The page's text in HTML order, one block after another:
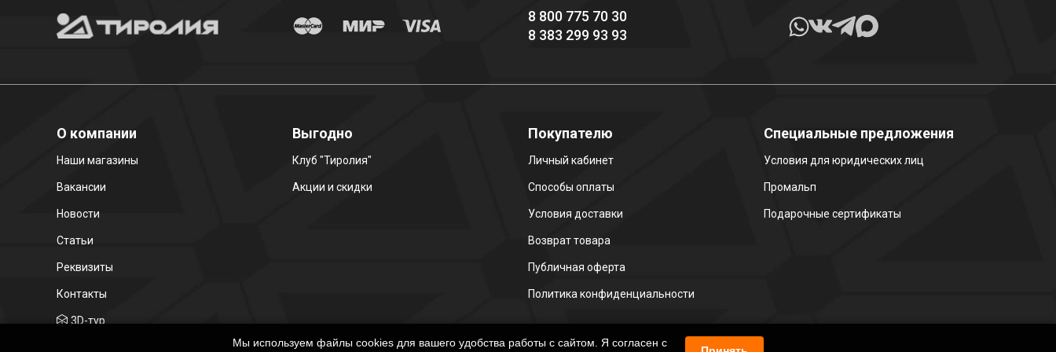
8 800 775 70 30
8 383 299 93 93
О компании
Наши магазины
Вакансии
Новости
Статьи
Реквизиты
Контакты
3D-тур
Выгодно
Клуб "Тиролия"
Акции и скидки
Покупателю
Личный кабинет
Способы оплаты
Условия доставки
Возврат товара
Публичная оферта
Политика конфиденциальности
Специальные предложения
Условия для юридических лиц
Промальп
Подарочные сертификаты
Мы используем файлы cookies для вашего удобства работы с сайтом. Я согласен с